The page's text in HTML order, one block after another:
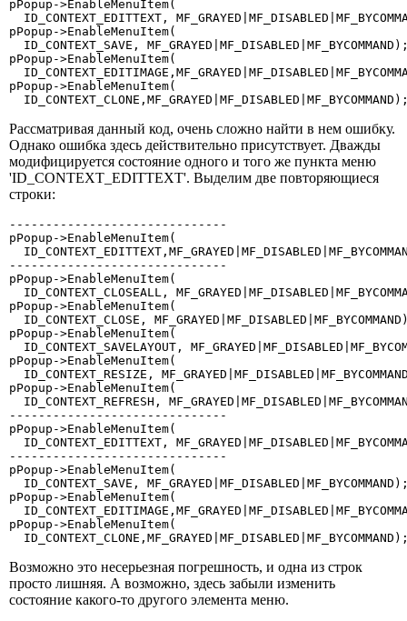
pPopup->EnableMenuItem(
ID_CONTEXT_EDITTEXT,
pPopup->EnableMenuItem(
ID_CONTEXT_SAVE,
pPopup->EnableMenuItem(
pPopup->EnableMenuItem(
Рассматривая данный код, очень сложно найти в нем ошибку.
Однако ошибка здесь действительно присутствует. Дважды
модифицируется состояние одного и того же пункта меню
'ID_CONTEXT_EDITTEXT'. Выделим две повторяющиеся
строки:
------------------------------
pPopup->EnableMenuItem(
------------------------------
pPopup->EnableMenuItem(
ID_CONTEXT_CLOSEALL,
pPopup->EnableMenuItem(
ID_CONTEXT_CLOSE,
pPopup->EnableMenuItem(
ID_CONTEXT_SAVELAYOUT,
pPopup->EnableMenuItem(
ID_CONTEXT_RESIZE,
pPopup->EnableMenuItem(
ID_CONTEXT_REFRESH,
------------------------------
pPopup->EnableMenuItem(
ID_CONTEXT_EDITTEXT,
------------------------------
pPopup->EnableMenuItem(
ID_CONTEXT_SAVE,
pPopup->EnableMenuItem(
pPopup->EnableMenuItem(
Возможно это несерьезная погрешность, и одна из строк
просто лишняя. А возможно, здесь забыли изменить
состояние какого-то другого элемента меню.